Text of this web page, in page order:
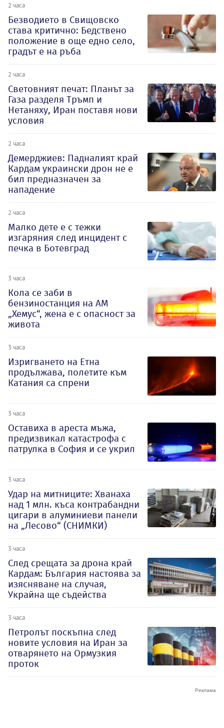
2 часа
Безводието в Свищовско
става критично: Бедствено
положение в още едно село,
градът е на ръба
2 часа
Световният печат: Планът за
Газа разделя Тръмп и
Нетаняху, Иран поставя нови
условия
2 часа
Демерджиев: Падналият край
Кардам украински дрон не е
бил предназначен за
нападение
2 часа
Малко дете е с тежки
изгаряния след инцидент с
печка в Ботевград
3 часа
Кола се заби в
бензиностанция на АМ
„Хемус“, жена е с опасност за
живота
3 часа
Изригването на Етна
продължава, полетите към
Катания са спрени
3 часа
Оставиха в ареста мъжа,
предизвикал катастрофа с
патрулка в София и се укрил
3 часа
Удар на митниците: Хванаха
над 1 млн. къса контрабандни
цигари в алуминиеви панели
на „Лесово“ (СНИМКИ)
3 часа
След срещата за дрона край
Кардам: България настоява за
изясняване на случая,
Украйна ще съдейства
3 часа
Петролът поскъпна след
новите условия на Иран за
отварянето на Ормузкия
проток